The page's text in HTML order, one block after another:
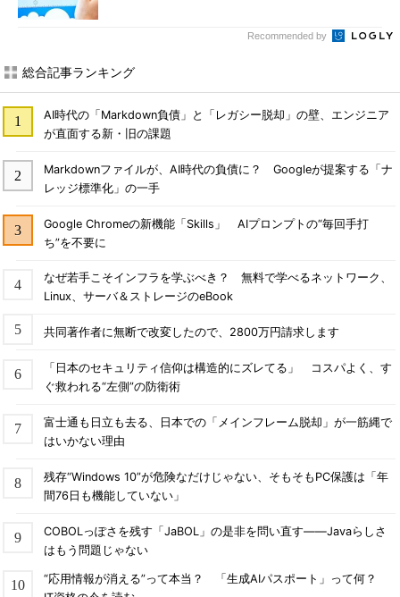
Recommended by
総合記事ランキング
AI時代の「Markdown負債」と「レガシー脱却」の壁、エンジニア
が直面する新・旧の課題
Markdownファイルが、AI時代の負債に？ Googleが提案する「ナ
レッジ標準化」の一手
Google Chromeの新機能「Skills」 AIプロンプトの“毎回手打
ち”を不要に
なぜ若手こそインフラを学ぶべき？ 無料で学べるネットワーク、
Linux、サーバ＆ストレージのeBook
共同著作者に無断で改変したので、2800万円請求します
「日本のセキュリティ信仰は構造的にズレてる」 コスパよく、す
ぐ救われる“左側”の防衛術
富士通も日立も去る、日本での「メインフレーム脱却」が一筋縄で
はいかない理由
残存“Windows 10”が危険なだけじゃない、そもそもPC保護は「年
間76日も機能していない」
COBOLっぽさを残す「JaBOL」の是非を問い直す――Javaらしさ
はもう問題じゃない
“応用情報が消える”って本当？ 「生成AIパスポート」って何？